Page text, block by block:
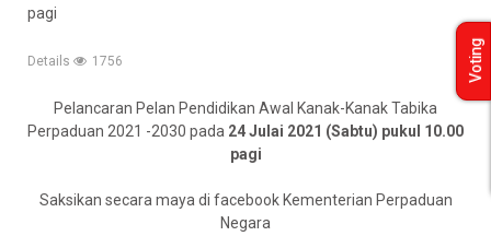
pagi
Details 1756
Pelancaran Pelan Pendidikan Awal Kanak-Kanak Tabika
Perpaduan 2021 -2030 pada 24 Julai 2021 (Sabtu) pukul 10.00
pagi
Saksikan secara maya di facebook Kementerian Perpaduan
Negara
Voting